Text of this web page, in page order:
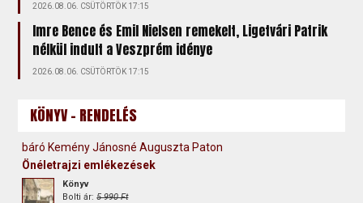
2026.08.06. CSÜTÖRTÖK 17:15
Imre Bence és Emil Nielsen remekelt, Ligetvári Patrik
nélkül indult a Veszprém idénye
2026.08.06. CSÜTÖRTÖK 17:15
KÖNYV - RENDELÉS
báró Kemény Jánosné Auguszta Paton
Önéletrajzi emlékezések
Könyv
Bolti ár:5 990 Ft